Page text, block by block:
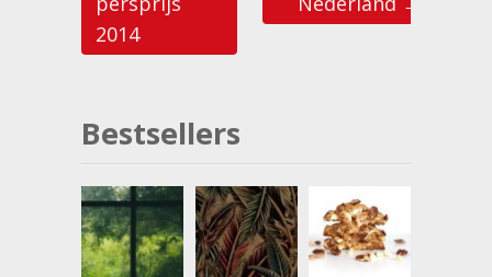
2014
Bestsellers